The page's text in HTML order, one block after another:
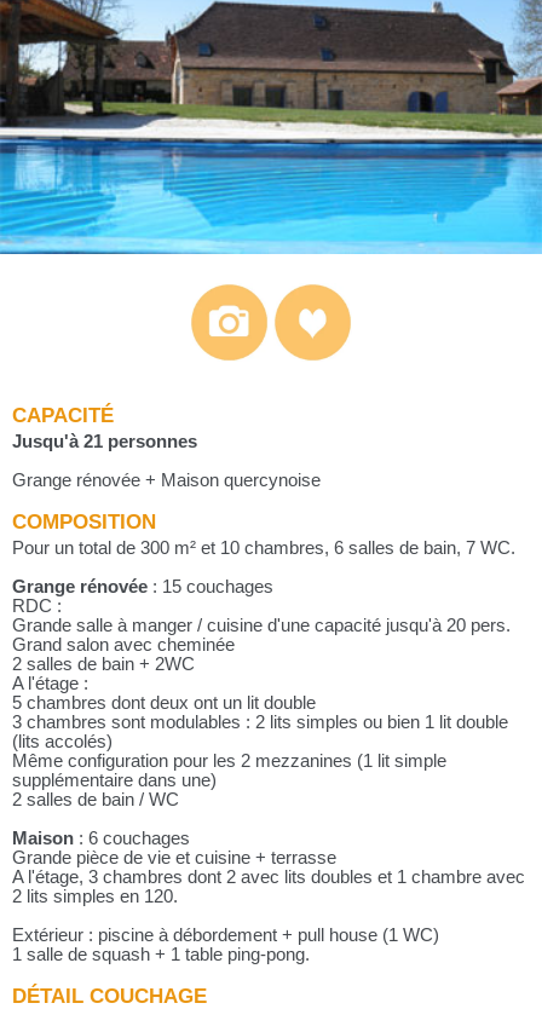
CAPACITÉ
Jusqu'à 21 personnes
Grange rénovée + Maison quercynoise
COMPOSITION
Pour un total de 300 m² et 10 chambres, 6 salles de bain, 7 WC.
Grange rénovée : 15 couchages
RDC :
Grande salle à manger / cuisine d'une capacité jusqu'à 20 pers.
Grand salon avec cheminée
2 salles de bain + 2WC
A l'étage :
5 chambres dont deux ont un lit double
3 chambres sont modulables : 2 lits simples ou bien 1 lit double
(lits accolés)
Même configuration pour les 2 mezzanines (1 lit simple
supplémentaire dans une)
2 salles de bain / WC
Maison : 6 couchages
Grande pièce de vie et cuisine + terrasse
A l'étage, 3 chambres dont 2 avec lits doubles et 1 chambre avec
2 lits simples en 120.
Extérieur : piscine à débordement + pull house (1 WC)
1 salle de squash + 1 table ping-pong.
DÉTAIL COUCHAGE